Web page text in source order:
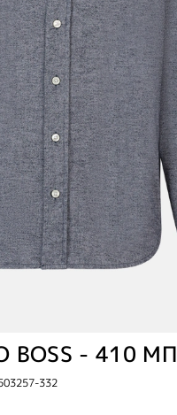
BOSS - 410
332